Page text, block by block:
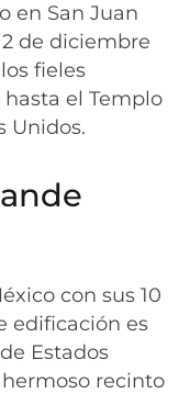
en San Juan
de diciembre
fieles
el Templo
Unidos.
con sus 10
edificación es
Estados
recinto